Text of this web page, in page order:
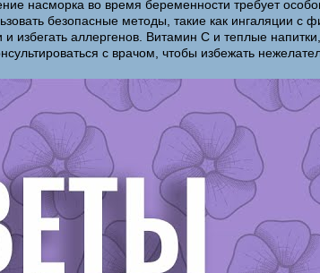
насморка во время беременности требует
безопасные методы, такие как ингаляции
аллергенов. Витамин C и теплые
с врачом, чтобы избежать